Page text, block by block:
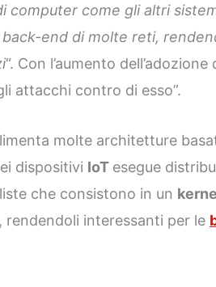
computer come gli altri
end di molte reti,
“. Con l’aumento
attacchi contro di esso”.
molte architetture
dispositivi IoT esegue
che consistono in un
rendendoli interessanti per le